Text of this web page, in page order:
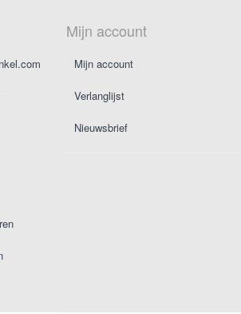
Mijn account
Mijn account
Verlanglijst
Nieuwsbrief